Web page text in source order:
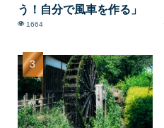
う！自分で風車を作る」
1664